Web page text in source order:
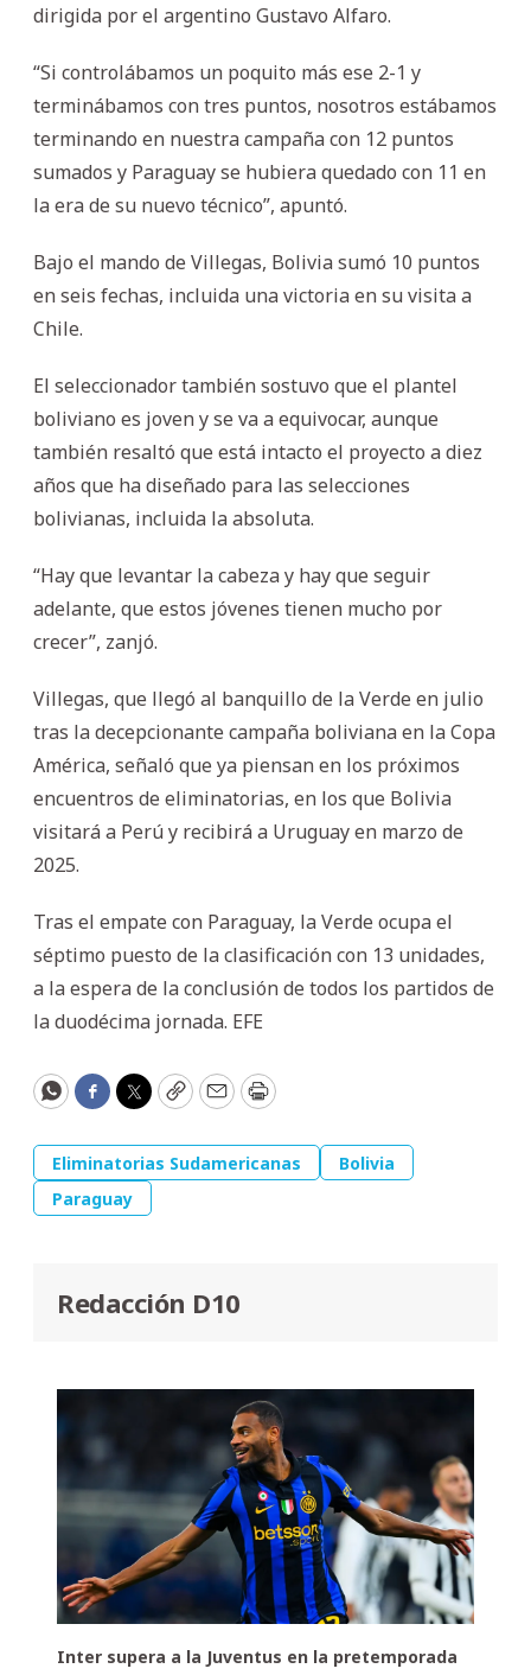
dirigida por el argentino Gustavo Alfaro.
“Si controlábamos un poquito más ese 2-1 y
terminábamos con tres puntos, nosotros estábamos
terminando en nuestra campaña con 12 puntos
sumados y Paraguay se hubiera quedado con 11 en
la era de su nuevo técnico”, apuntó.
Bajo el mando de Villegas, Bolivia sumó 10 puntos
en seis fechas, incluida una victoria en su visita a
Chile.
El seleccionador también sostuvo que el plantel
boliviano es joven y se va a equivocar, aunque
también resaltó que está intacto el proyecto a diez
años que ha diseñado para las selecciones
bolivianas, incluida la absoluta.
“Hay que levantar la cabeza y hay que seguir
adelante, que estos jóvenes tienen mucho por
crecer”, zanjó.
Villegas, que llegó al banquillo de la Verde en julio
tras la decepcionante campaña boliviana en la Copa
América, señaló que ya piensan en los próximos
encuentros de eliminatorias, en los que Bolivia
visitará a Perú y recibirá a Uruguay en marzo de
2025.
Tras el empate con Paraguay, la Verde ocupa el
séptimo puesto de la clasificación con 13 unidades,
a la espera de la conclusión de todos los partidos de
la duodécima jornada. EFE
WhatsApp
Facebook
Twitter
CopyEmailPrint
Eliminatorias Sudamericanas
Bolivia
Paraguay
Redacción D10
Inter supera a la Juventus en la pretemporada